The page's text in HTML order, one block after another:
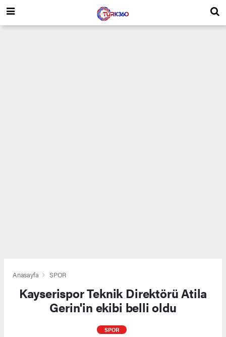
Anasayfa SPOR
Kayserispor Teknik Direktörü Atila
Gerin'in ekibi belli oldu
SPOR